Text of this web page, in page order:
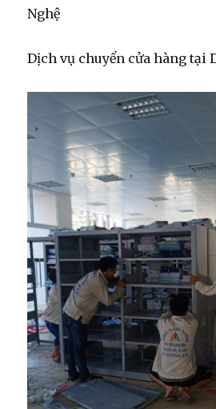
Nghệ
Dịch vụ chuyển cửa hàng tại